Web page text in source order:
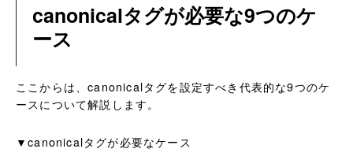
canonicalタグが必要な9つのケ
ース
ここからは、canonicalタグを設定すべき代表的な9つのケ
ースについて解説します。
▼canonicalタグが必要なケース